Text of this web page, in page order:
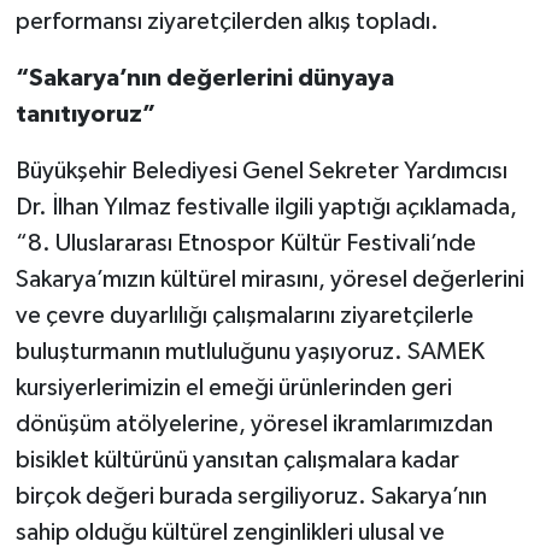
performansı ziyaretçilerden alkış topladı.
“Sakarya’nın değerlerini dünyaya
tanıtıyoruz”
Büyükşehir Belediyesi Genel Sekreter Yardımcısı
Dr. İlhan Yılmaz festivalle ilgili yaptığı açıklamada,
“8. Uluslararası Etnospor Kültür Festivali’nde
Sakarya’mızın kültürel mirasını, yöresel değerlerini
ve çevre duyarlılığı çalışmalarını ziyaretçilerle
buluşturmanın mutluluğunu yaşıyoruz. SAMEK
kursiyerlerimizin el emeği ürünlerinden geri
dönüşüm atölyelerine, yöresel ikramlarımızdan
bisiklet kültürünü yansıtan çalışmalara kadar
birçok değeri burada sergiliyoruz. Sakarya’nın
sahip olduğu kültürel zenginlikleri ulusal ve